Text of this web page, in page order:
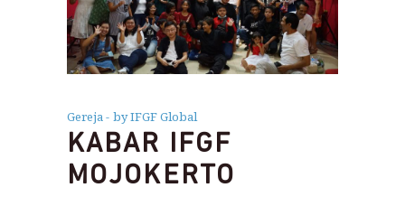
Gereja by IFGF Global
KABAR IFGF
MOJOKERTO